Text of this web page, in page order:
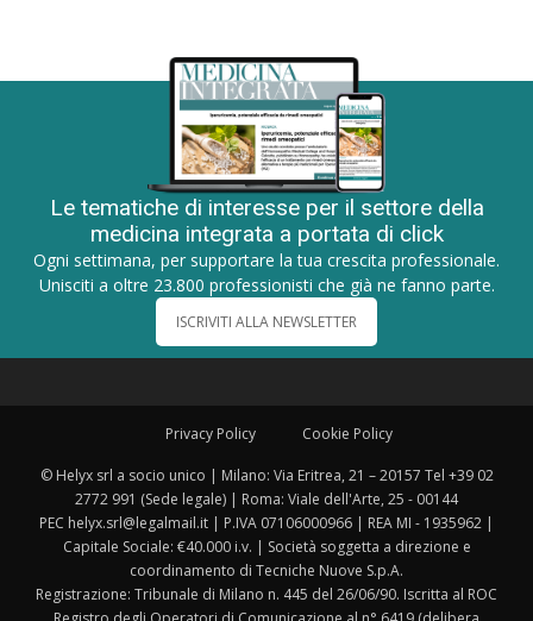
Le tematiche di interesse per il settore della
medicina integrata a portata di click
Ogni settimana, per supportare la tua crescita professionale.
Unisciti a oltre 23.800 professionisti che già ne fanno parte.
ISCRIVITI ALLA NEWSLETTER
Privacy Policy Cookie Policy
© Helyx srl a socio unico | Milano: Via Eritrea, 21 – 20157 Tel +39 02
2772 991 (Sede legale) | Roma: Viale dell'Arte, 25 - 00144
PEC helyx.srl@legalmail.it | P.IVA 07106000966 | REA MI - 1935962 |
Capitale Sociale: €40.000 i.v. | Società soggetta a direzione e
coordinamento di Tecniche Nuove S.p.A.
Registrazione: Tribunale di Milano n. 445 del 26/06/90. Iscritta al ROC